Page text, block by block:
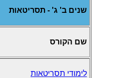
שנים ב' ג' - תסריטאות
שם הקורס
לימודי תסריטאות